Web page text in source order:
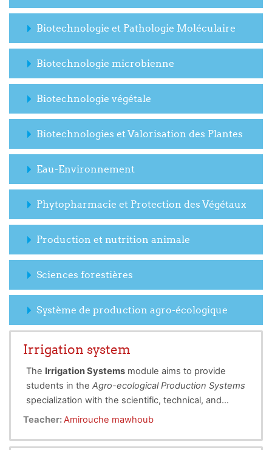
Biotechnologie et Pathologie Moléculaire
Biotechnologie microbienne
Biotechnologie végétale
Biotechnologies et Valorisation des Plantes
Eau-Environnement
Phytopharmacie et Protection des Végétaux
Production et nutrition animale
Sciences forestières
Système de production agro-écologique
Irrigation system
The Irrigation Systems module aims to provide
students in the Agro-ecological Production Systems
specialization with the scientific, technical, and
environmental foundations for efficient water
hydraulic principles, the main irrigation methods
Teacher:Amirouche mawhoub